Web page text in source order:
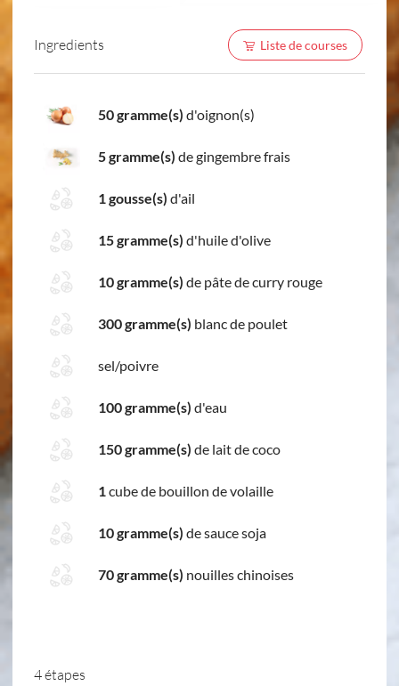
Ingredients Liste de courses
50 gramme(s) d'oignon(s)
5 gramme(s) de gingembre frais
1 gousse(s) d'ail
15 gramme(s) d'huile d'olive
10 gramme(s) de pâte de curry rouge
300 gramme(s) blanc de poulet
sel/poivre
100 gramme(s) d'eau
150 gramme(s) de lait de coco
1cube de bouillon de volaille
10 gramme(s) de sauce soja
70 gramme(s) nouilles chinoises
4 étapes